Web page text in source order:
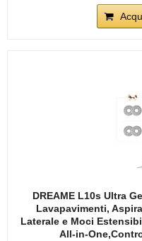
DREAME L10s Ultra
Lavapavimenti,
Laterale e Moci
All-in-